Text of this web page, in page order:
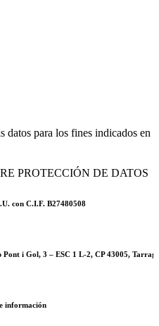
datos para los fines indicados en
PROTECCIÓN DE DATOS
con C.I.F. B27480508
Pont i Gol, 3 – ESC 1 L-2, CP 43005,
información